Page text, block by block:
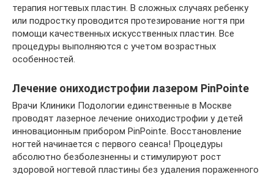
терапия ногтевых пластин. В сложных случаях ребенку
или подростку проводится протезирование ногтя при
помощи качественных искусственных пластин. Все
процедуры выполняются с учетом возрастных
особенностей.
Лечение ониходистрофии лазером PinPointe
Врачи Клиники Подологии единственные в Москве
проводят лазерное лечение ониходистрофии у детей
инновационным прибором PinPointe. Восстановление
ногтей начинается с первого сеанса! Процедуры
абсолютно безболезненны и стимулируют рост
здоровой ногтевой пластины без удаления пораженного